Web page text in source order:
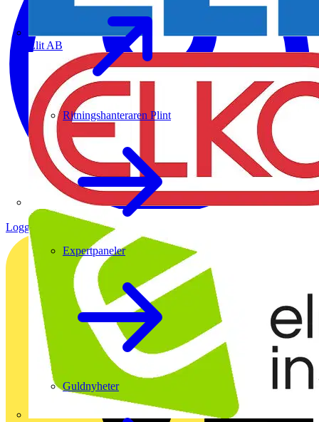
Elit AB
Ritningshanteraren Plint
Expertpaneler
Guldnyheter
Logga in Registrera dig